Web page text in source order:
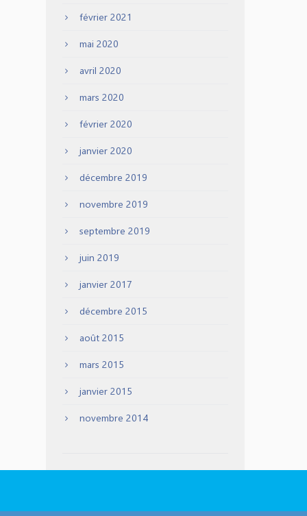
février 2021
mai 2020
avril 2020
mars 2020
février 2020
janvier 2020
décembre 2019
novembre 2019
septembre 2019
juin 2019
janvier 2017
décembre 2015
août 2015
mars 2015
janvier 2015
novembre 2014